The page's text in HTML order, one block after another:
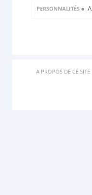
PERSONNALITÉS ●
A PROPOS DE CE SITE